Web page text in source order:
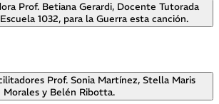
Prof. Betiana Gerardi, Docente Tutorada
1032, para la Guerra esta canción.
Prof. Sonia Martínez, Stella Maris
Morales y Belén Ribotta.